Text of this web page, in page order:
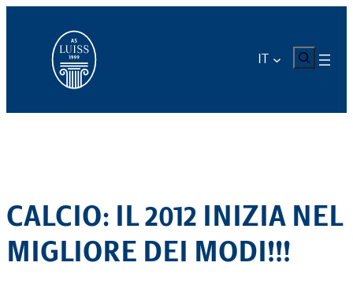
contenuto
CERCA
CALCIO: IL 2012 INIZIA NEL
MIGLIORE DEI MODI!!!